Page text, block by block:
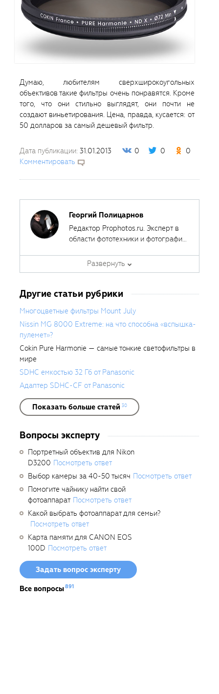
Думаю, любителям сверхширокоугольных
объективов такие фильтры очень понравятся. Кроме
того, что они стильно выглядят, они почти не
создают виньетирования. Цена, правда, кусается: от
50 долларов за самый дешевый фильтр.
Дата публикации: 31.01.2013 0 0
0
Комментировать
Георгий Полицарнов
Редактор Prophotos.ru. Эксперт в
области фототехники и фотографии,
фотооборудования с 2007 года.
Является автором ряда обучающих
Развернуть
Другие статьи рубрики
Многоцветные фильтры Mount July
Nissin MG 8000 Extreme: на что способна «вспышка-
пулемет»?
Cokin Pure Harmonie — самые тонкие светофильтры в
мире
SDHC емкостью 32 Гб от Panasonic
Адаптер SDHC-CF от Panasonic
Показать больше статей 30
Вопросы эксперту
Портретный объектив для Nikon
D3200 Посмотреть ответ
Выбор камеры за 40-50 тысяч Посмотреть ответ
Помогите чайнику найти свой
фотоаппарат Посмотреть ответ
Какой выбрать фотоаппарат для семьи?
Посмотреть ответ
Карта памяти для CANON EOS
100D Посмотреть ответ
Задать вопрос эксперту
Все вопросы891